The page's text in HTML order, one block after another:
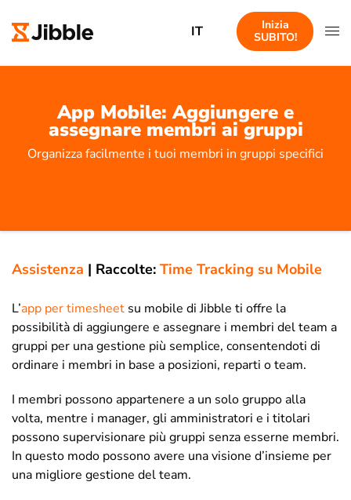
IT
Inizia
SUBITO!
App Mobile: Aggiungere e
assegnare membri ai gruppi
Organizza facilmente i tuoi membri in gruppi specifici
Assistenza | Raccolte: Time Tracking su Mobile
L’app per timesheet su mobile di Jibble ti offre la
possibilità di aggiungere e assegnare i membri del team a
gruppi per una gestione più semplice, consentendoti di
ordinare i membri in base a posizioni, reparti o team.
I membri possono appartenere a un solo gruppo alla
volta, mentre i manager, gli amministratori e i titolari
possono supervisionare più gruppi senza esserne membri.
In questo modo possono avere una visione d’insieme per
una migliore gestione del team.